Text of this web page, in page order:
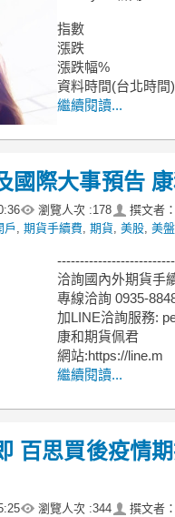
指數
漲跌
漲跌幅%
資料時間(台北時間)
繼續閱讀...
國際大事預告
瀏覽人次 :178
撰文者
戶 期貨手續費 期貨 美股 美盤
洽詢國內外期貨手
專線洽詢 0935-
加LINE洽詢服務:
康和期貨佩君
網站:https://line.m
繼續閱讀...
百思買後疫情
瀏覽人次 :344
撰文者